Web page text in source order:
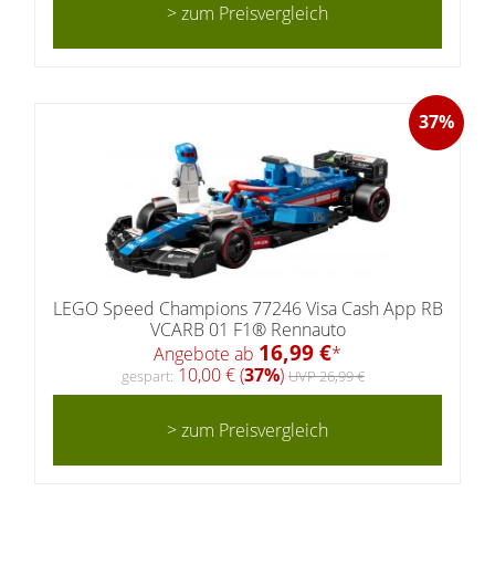
> zum Preisvergleich
37%
LEGO Speed Champions 77246 Visa Cash App RB
VCARB 01 F1® Rennauto
Angebote ab 16,99 €*
gespart: 10,00 € (37%) UVP 26,99 €
> zum Preisvergleich